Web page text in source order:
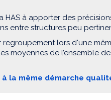
HAS à apporter des
entre structures peu
lors d'une
moyennes de l’ensemble
la même démarche